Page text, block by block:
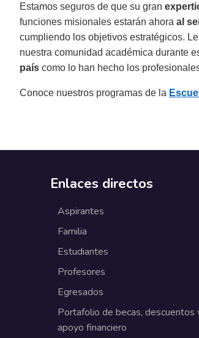
Estamos seguros de que su gran
funciones misionales estarán ahora al
cumpliendo los objetivos estratégicos.
nuestra comunidad académica durante
país como lo han hecho los
Conoce nuestros programas de la
Enlaces directos
Aspirantes
Familia
Estudiantes
Profesores
Egresados
Portafolio de becas, descuentos
apoyo financiero